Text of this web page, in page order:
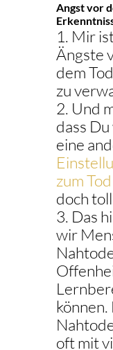
Angst vor
Mir
Ängste
dem
zu
Und
dass
eine
zum Tod
doch
Das
wir
können.
oft mit